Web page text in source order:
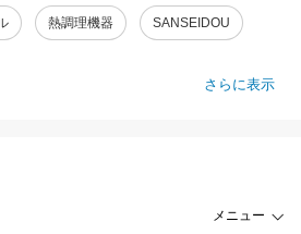
熱調理機器 SANSEIDOU
さらに表示
メニュー